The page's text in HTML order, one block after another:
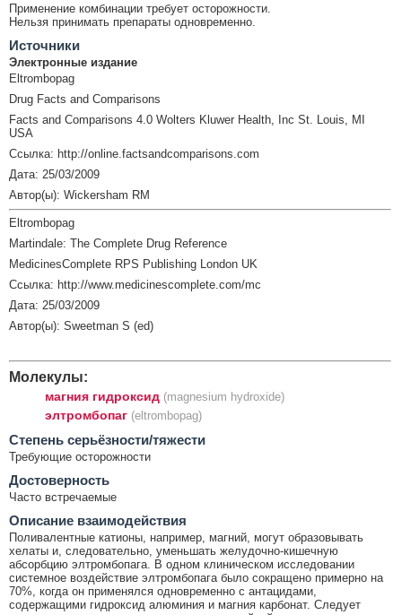
Применение комбинации требует осторожности.
Нельзя принимать препараты одновременно.
Источники
Электронные издание
Eltrombopag
Drug Facts and Comparisons
Facts and Comparisons 4.0 Wolters Kluwer Health, Inc St. Louis, MI
USA
Ссылка: http://online.factsandcomparisons.com
Дата: 25/03/2009
Автор(ы): Wickersham RM
Eltrombopag
Martindale: The Complete Drug Reference
MedicinesComplete RPS Publishing London UK
Ссылка: http://www.medicinescomplete.com/mc
Дата: 25/03/2009
Автор(ы): Sweetman S (ed)
Молекулы:
магния гидроксид (magnesium hydroxide)
элтромбопаг (eltrombopag)
Cтепень серьёзности/тяжести
Требующие осторожности
Достоверность
Часто встречаемые
Описание взаимодействия
Поливалентные катионы, например, магний, могут образовывать
хелаты и, следовательно, уменьшать желудочно-кишечную
абсорбцию элтромбопага. В одном клиническом исследовании
системное воздействие элтромбопага было сокращено примерно на
70%, когда он применялся одновременно с антацидами,
содержащими гидроксид алюминия и магния карбонат. Следует